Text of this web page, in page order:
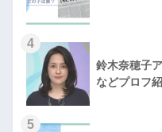
4
鈴木奈穂子
などプロフ
5